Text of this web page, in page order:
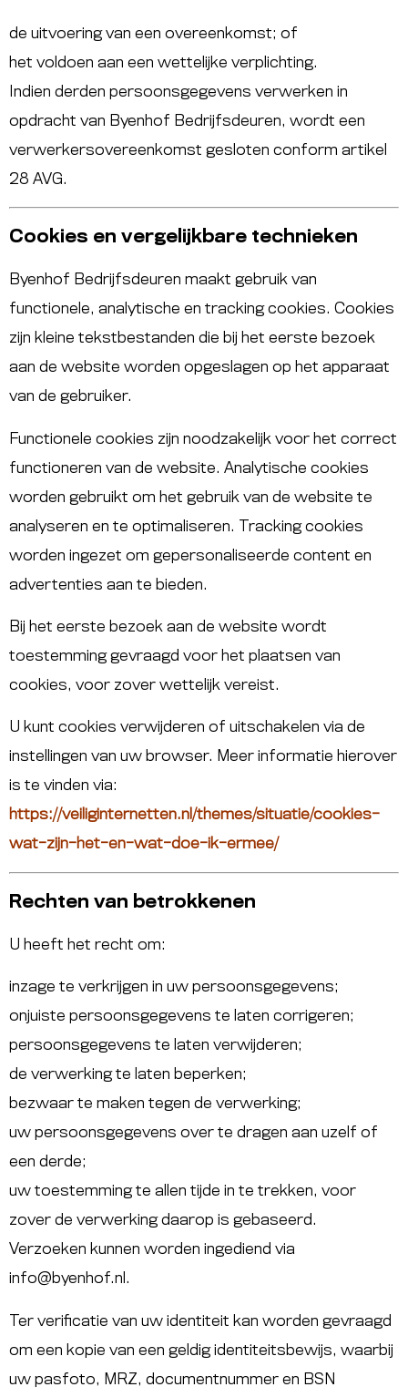
de uitvoering van een overeenkomst; of
het voldoen aan een wettelijke verplichting.
Indien derden persoonsgegevens verwerken in
opdracht van Byenhof Bedrijfsdeuren, wordt een
verwerkersovereenkomst gesloten conform artikel
28 AVG.
Cookies en vergelijkbare technieken
Byenhof Bedrijfsdeuren maakt gebruik van
functionele, analytische en tracking cookies. Cookies
zijn kleine tekstbestanden die bij het eerste bezoek
aan de website worden opgeslagen op het apparaat
van de gebruiker.
Functionele cookies zijn noodzakelijk voor het correct
functioneren van de website. Analytische cookies
worden gebruikt om het gebruik van de website te
analyseren en te optimaliseren. Tracking cookies
worden ingezet om gepersonaliseerde content en
advertenties aan te bieden.
Bij het eerste bezoek aan de website wordt
toestemming gevraagd voor het plaatsen van
cookies, voor zover wettelijk vereist.
U kunt cookies verwijderen of uitschakelen via de
instellingen van uw browser. Meer informatie hierover
is te vinden via:
https://veiliginternetten.nl/themes/situatie/cookies-
wat-zijn-het-en-wat-doe-ik-ermee/
Rechten van betrokkenen
U heeft het recht om:
inzage te verkrijgen in uw persoonsgegevens;
onjuiste persoonsgegevens te laten corrigeren;
persoonsgegevens te laten verwijderen;
de verwerking te laten beperken;
bezwaar te maken tegen de verwerking;
uw persoonsgegevens over te dragen aan uzelf of
een derde;
uw toestemming te allen tijde in te trekken, voor
zover de verwerking daarop is gebaseerd.
Verzoeken kunnen worden ingediend via
info@byenhof.nl .
Ter verificatie van uw identiteit kan worden gevraagd
om een kopie van een geldig identiteitsbewijs, waarbij
uw pasfoto, MRZ, documentnummer en BSN